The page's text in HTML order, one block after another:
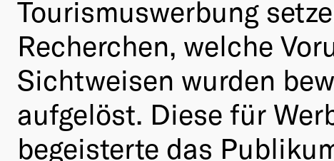
Tourismuswerbung
Recherchen, welche
Sichtweisen wurden
aufgelöst. Diese für
begeisterte das